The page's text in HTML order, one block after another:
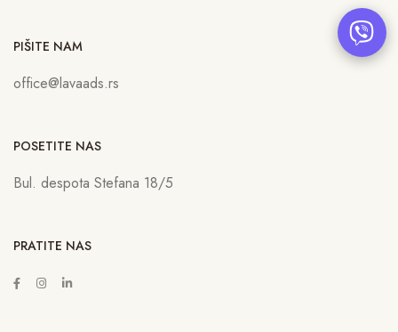
PIŠITE NAM
office@lavaads.rs
POSETITE NAS
Bul. despota Stefana 18/5
PRATITE NAS